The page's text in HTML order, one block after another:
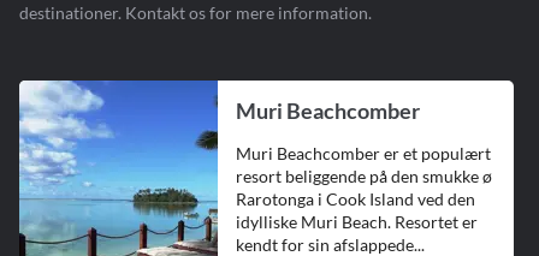
destinationer. Kontakt os for mere information.
Muri Beachcomber
Muri Beachcomber er et populært
resort beliggende på den smukke ø
Rarotonga i Cook Island ved den
idylliske Muri Beach. Resortet er
kendt for sin afslappede...